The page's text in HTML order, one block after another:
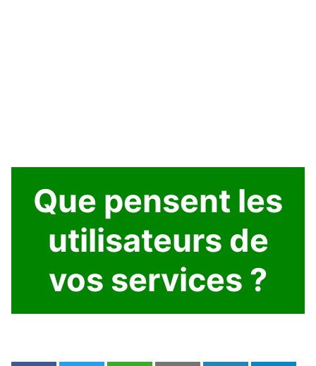
Que pensent les
utilisateurs de
vos services ?